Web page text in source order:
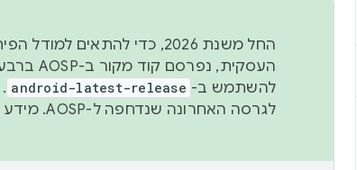
החל משנת 2026, כדי להתאים
להשתמש ב- android-latest-release
לגרסה האחרונה שנדחפה ל-AOSP. מידע נוסף זמין במאמר